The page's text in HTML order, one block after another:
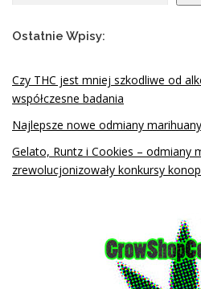
Ostatnie Wpisy:
Czy THC jest mniej szkodliwe od
współczesne badania
Najlepsze nowe odmiany
Gelato, Runtz i Cookies – odmiany
zrewolucjonizowały konkursy